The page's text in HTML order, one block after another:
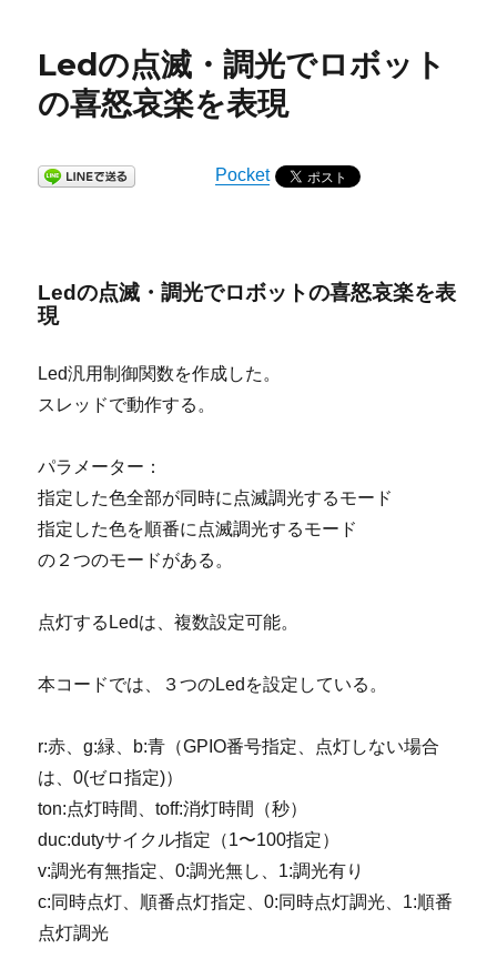
Ledの点滅・調光でロボット
の喜怒哀楽を表現
Pocket
Ledの点滅・調光でロボットの喜怒哀楽を表
現
Led汎用制御関数を作成した。
スレッドで動作する。
パラメーター：
指定した色全部が同時に点滅調光するモード
指定した色を順番に点滅調光するモード
の２つのモードがある。
点灯するLedは、複数設定可能。
本コードでは、３つのLedを設定している。
r:赤、g:緑、b:青（GPIO番号指定、点灯しない場合
は、0(ゼロ指定)）
ton:点灯時間、toff:消灯時間（秒）
duc:dutyサイクル指定（1〜100指定）
v:調光有無指定、0:調光無し、1:調光有り
c:同時点灯、順番点灯指定、0:同時点灯調光、1:順番
点灯調光